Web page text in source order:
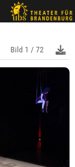
Bild 1 / 72